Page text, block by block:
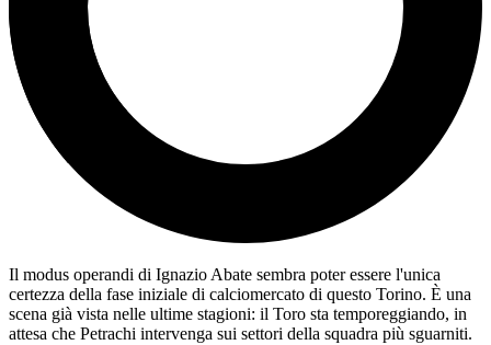
Il modus operandi di Ignazio Abate sembra poter essere l'unica
certezza della fase iniziale di calciomercato di questo Torino. È una
scena già vista nelle ultime stagioni: il Toro sta temporeggiando, in
attesa che Petrachi intervenga sui settori della squadra più sguarniti.